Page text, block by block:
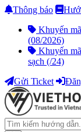
Thông báo
Khuyến
(08/2026)
Khuyến
sạch (/24)
Gửi Ticket